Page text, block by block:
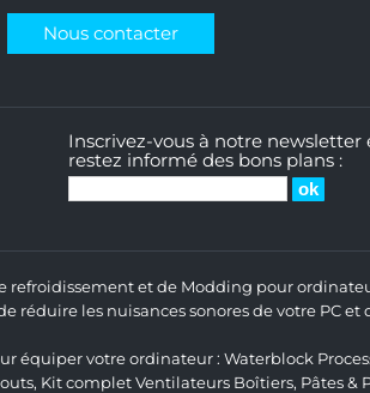
Nous contacter
Inscrivez-vous à notre newsletter
restez informé des bons plans :
refroidissement et de Modding pour
les nuisances sonores de votre PC
équiper votre ordinateur : Waterblock
, Kit complet Ventilateurs Boîtiers, Pâtes &